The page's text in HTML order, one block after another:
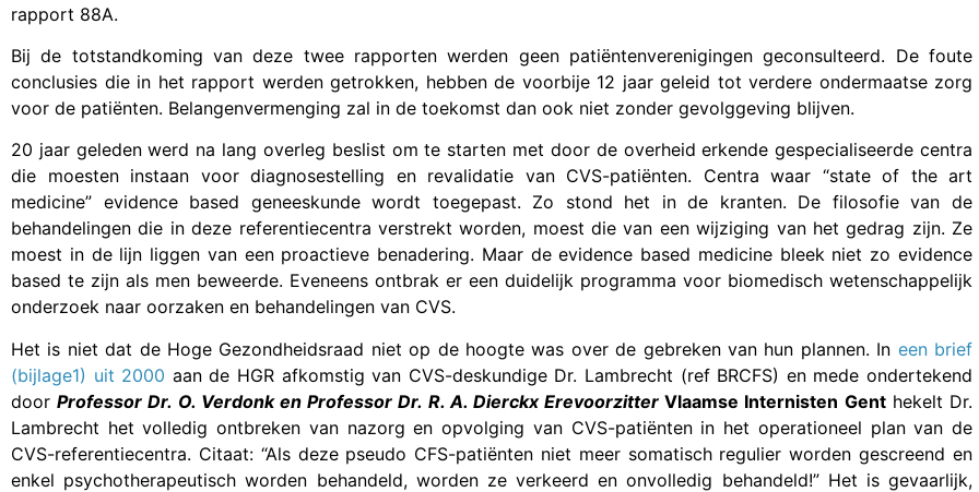
rapport 88A.
Bij de totstandkoming van deze twee rapporten werden geen patiëntenverenigingen geconsulteerd. De foute
conclusies die in het rapport werden getrokken, hebben de voorbije 12 jaar geleid tot verdere ondermaatse zorg
voor de patiënten. Belangenvermenging zal in de toekomst dan ook niet zonder gevolggeving blijven.
20 jaar geleden werd na lang overleg beslist om te starten met door de overheid erkende gespecialiseerde centra
die moesten instaan voor diagnosestelling en revalidatie van CVS-patiënten. Centra waar “state of the art
medicine” evidence based geneeskunde wordt toegepast. Zo stond het in de kranten. De filosofie van de
behandelingen die in deze referentiecentra verstrekt worden, moest die van een wijziging van het gedrag zijn. Ze
moest in de lijn liggen van een proactieve benadering. Maar de evidence based medicine bleek niet zo evidence
based te zijn als men beweerde. Eveneens ontbrak er een duidelijk programma voor biomedisch wetenschappelijk
onderzoek naar oorzaken en behandelingen van CVS.
Het is niet dat de Hoge Gezondheidsraad niet op de hoogte was over de gebreken van hun plannen. In een brief
(bijlage1) uit 2000 aan de HGR afkomstig van CVS-deskundige Dr. Lambrecht (ref BRCFS) en mede ondertekend
doorProfessor Dr. O. Verdonk en Professor Dr. R. A. Dierckx ErevoorzitterVlaamse Internisten Genthekelt Dr.
Lambrecht het volledig ontbreken van nazorg en opvolging van CVS-patiënten in het operationeel plan van de
CVS-referentiecentra. Citaat: “Als deze pseudo CFS-patiënten niet meer somatisch regulier worden gescreend en
enkel psychotherapeutisch worden behandeld, worden ze verkeerd en onvolledig behandeld!” Het is gevaarlijk,